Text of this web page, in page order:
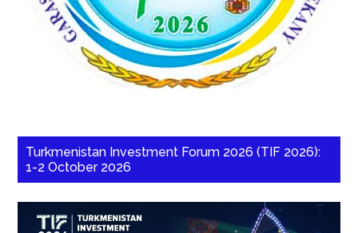
Turkmenistan Investment Forum 2026 (TIF 2026):
1-2 October 2026